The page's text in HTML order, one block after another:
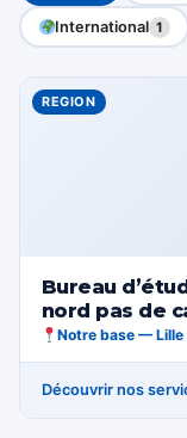
International 1
REGION
Bureau
nord pas de
Notre base — Lille
Découvrir nos